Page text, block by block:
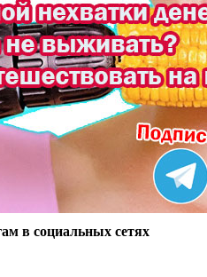
в социальных сетях